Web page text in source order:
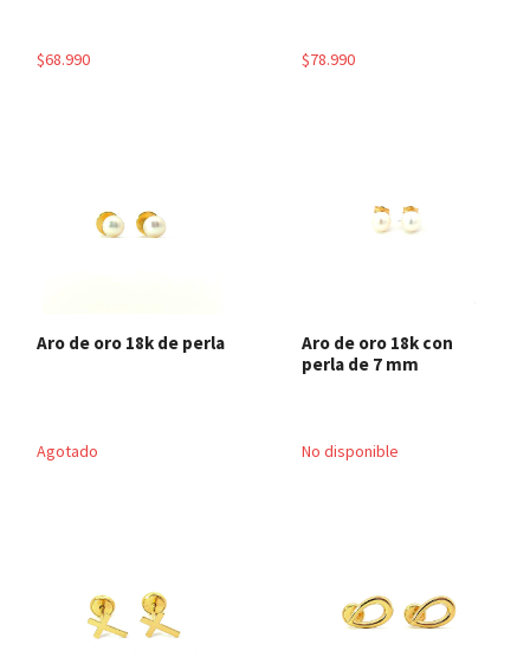
$68.990 $78.990
Aro de oro 18k de perla
Agotado
Aro de oro 18k con
perla de 7 mm
No disponible